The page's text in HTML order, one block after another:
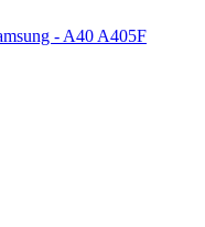
- A40 A405F